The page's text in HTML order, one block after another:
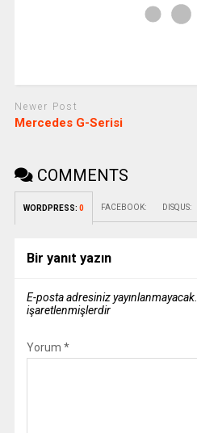
Newer Post
Mercedes G-Serisi
COMMENTS
WORDPRESS: 0 FACEBOOK: DISQUS:
Bir yanıt yazın
E-posta adresiniz yayınlanmayacak.
işaretlenmişlerdir
Yorum *